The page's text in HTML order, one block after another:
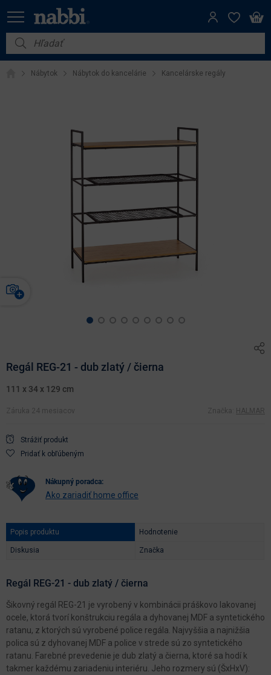
Nábytok
Vybavenie do domácnosti
Nábytok Nábytok do kancelárie Kancelárske regály
Regál REG-21 - dub zlatý / čierna
111 x 34 x 129 cm
Záruka 24 mesiacov Značka: HALMAR
Strážiť produkt
Pridať k obľúbeným
nákupný poradca:
Ako zariadiť home office
Popis produktu Hodnotenie
Diskusia Značka
Regál REG-21 - dub zlatý / čierna
Šikovný regál REG-21 je vyrobený v kombinácii práškovo lakovanej
ocele, ktorá tvorí konštrukciu regála a dyhovanej MDF a syntetického
ratanu, z ktorých sú vyrobené police regála. Najvyššia a najnižšia
polica sú z dyhovanej MDF a police v strede sú zo syntetického
ratanu. Farebné prevedenie je dub zlatý a čierna, ktoré sa hodí k
takmer každému zariadeniu interiéru. Jeho rozmery sú (ŠxHxV):